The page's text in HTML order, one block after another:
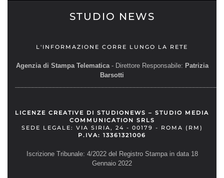
STUDIO NEWS
L'INFORMAZIONE CORRE LUNGO LA RETE
Agenzia di Stampa Telematica- Direttore Responsabile: Patrizia
Barsotti
LICENZE CREATIVE DI STUDIONEWS – STUDIO MEDIA
COMMUNICATION SRLS
SEDE LEGALE: VIA SIRIA, 24 - 00179 - ROMA (RM)
P.IVA: 13361321006
Iscrizione Tribunale: 4/2022 del Registro Stampa in data 18
Gennaio 2022